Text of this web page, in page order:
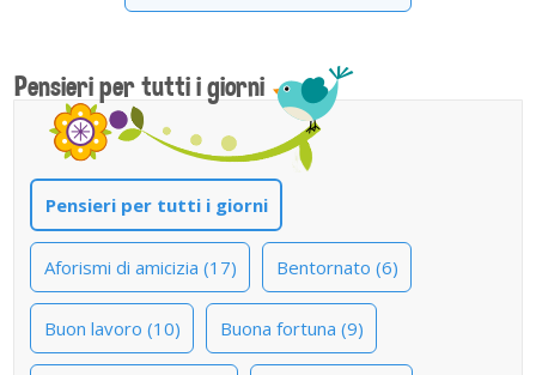
Pensieri per tutti i giorni
Pensieri per tutti i giorni
Aforismi di amicizia (17) Bentornato (6)
Buon lavoro (10) Buona fortuna (9)